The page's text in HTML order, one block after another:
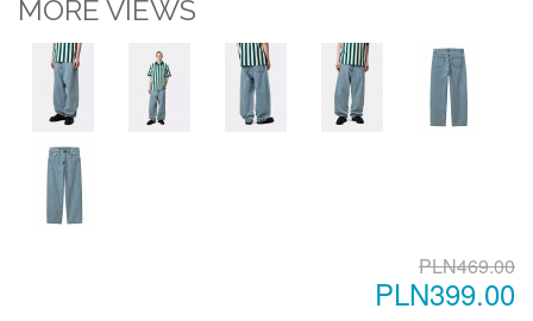
MORE VIEWS
PLN469.00
PLN399.00